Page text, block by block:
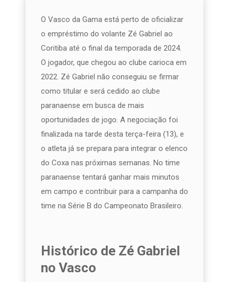
O Vasco da Gama está perto de oficializar
o empréstimo do volante Zé Gabriel ao
Coritiba até o final da temporada de 2024.
O jogador, que chegou ao clube carioca em
2022. Zé Gabriel não conseguiu se firmar
como titular e será cedido ao clube
paranaense em busca de mais
oportunidades de jogo. A negociação foi
finalizada na tarde desta terça-feira (13), e
o atleta já se prepara para integrar o elenco
do Coxa nas próximas semanas. No time
paranaense tentará ganhar mais minutos
em campo e contribuir para a campanha do
time na Série B do Campeonato Brasileiro.
Histórico de Zé Gabriel
no Vasco